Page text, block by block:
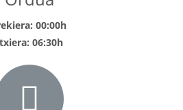
00:00h
06:30h